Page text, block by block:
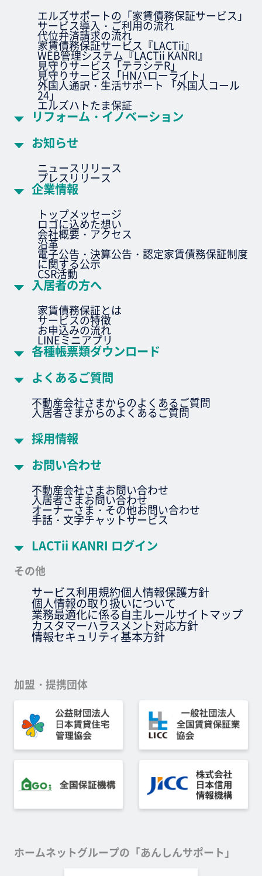
エルズサポートの「家賃債務保証サービス」
サービス導入・ご利用の流れ
代位弁済請求の流れ
家賃債務保証サービス『LACTii』
WEB管理システム『LACTii KANRI』
見守りサービス「テラシテR」
見守りサービス「HNハローライト」
外国人通訳・生活サポート 「外国人コール
24」
エルズハトたま保証
リフォーム・イノベーション
お知らせ
ニュースリリース
プレスリリース
企業情報
トップメッセージ
ロゴに込めた想い
会社概要・アクセス
沿革
電子公告・決算公告・認定家賃債務保証制度
に関する公示
CSR活動
入居者の方へ
家賃債務保証とは
サービスの特徴
お申込みの流れ
LINEミニアプリ
各種帳票類ダウンロード
よくあるご質問
不動産会社さまからのよくあるご質問
入居者さまからのよくあるご質問
採用情報
お問い合わせ
不動産会社さまお問い合わせ
入居者さまお問い合わせ
オーナーさま・その他お問い合わせ
手話・文字チャットサービス
LACTii KANRI ログイン
その他
サービス利用規約個人情報保護方針
個人情報の取り扱いについて
業務最適化に係る自主ルールサイトマップ
カスタマーハラスメント対応方針
情報セキュリティ基本方針
加盟・提携団体
ホームネットグループの「あんしんサポート」